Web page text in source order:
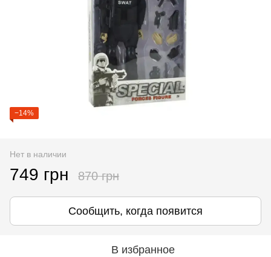
−14%
Нет в наличии
749 грн 870 грн
Сообщить, когда появится
В избранное